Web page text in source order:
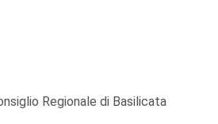
Regionale di Basilicata